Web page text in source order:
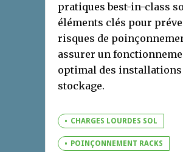
pratiques best-in-class
éléments clés pour
risques de
assurer un
optimal des installations
stockage.
CHARGES LOURDES SOL
POINÇONNEMENT RACKS